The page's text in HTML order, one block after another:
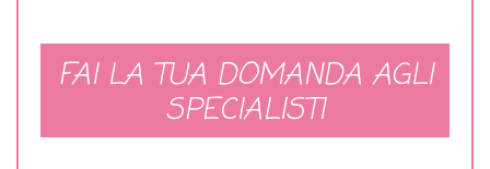
FAI LA TUA DOMANDA AGLI
SPECIALISTI